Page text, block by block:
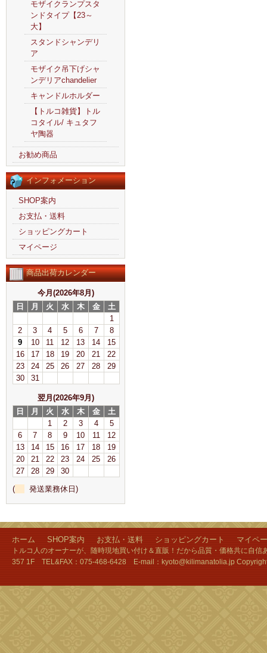
モザイクランプスタ
ンドタイプ【23～
大】
スタンドシャンデリ
ア
モザイク吊下げシャ
ンデリアchandelier
キャンドルホルダー
【トルコ雑貨】トル
コタイル/ キュタフ
ヤ陶器
お勧め商品
インフォメーション
SHOP案内
お支払・送料
ショッピングカート
マイページ
商品出荷カレンダー
今月(2026年8月)
日
月 火 水 木 金
土
1
2
3 4 5 6 7
8
9
10 11 12 13 14
15
16
17 18 19 20 21
22
23
24 25 26 27 28
29
30
31
翌月(2026年9月)
日
月 火 水 木 金
土
1
2 3 4
5
6
7 8 9 10 11
12
13
14 15 16 17 18
19
20
21 22 23 24 25
26
27
28 29
30
(
発送業務休日)
ホーム SHOP案内 お支払・送料 ショッピングカート マイペ
トルコ人のオーナーが、随時現地買い付け＆直販！だから品質・価格共に自
357 1F TEL&FAX：075-468-6428 E-mail：kyoto@kilimanatolia.jp